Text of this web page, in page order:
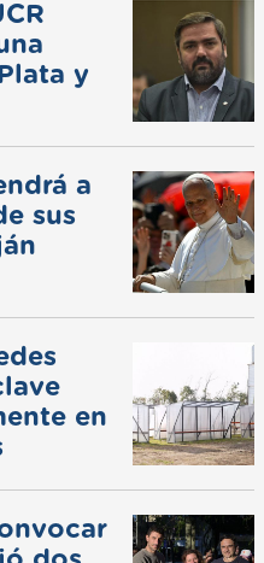
y
a
sus
en